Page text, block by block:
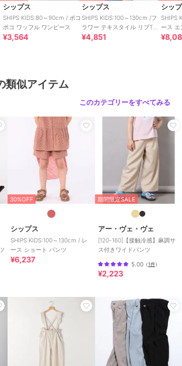
シップス
SHIPS KIDS:80～90cm / ポコ
ポコ ワッフル ワンピース
¥3,564
シップス
SHIPS KIDS:100～130cm /フ
ラワー テキスタイル リブTシ
ャツ
¥4,851
シッ
SHIPS
ース エ
ート パ
類似アイテム
このカテゴリーをすべてみる
30%OFF
シップス
SHIPS KIDS:100～130cm / レ
ース ショート パンツ
¥6,237
期間限定SALE
アー・ヴェ・ヴェ
[120-160]【接触冷感】麻調サ
ス付きワイドパンツ
5.00（1件）
¥2,223